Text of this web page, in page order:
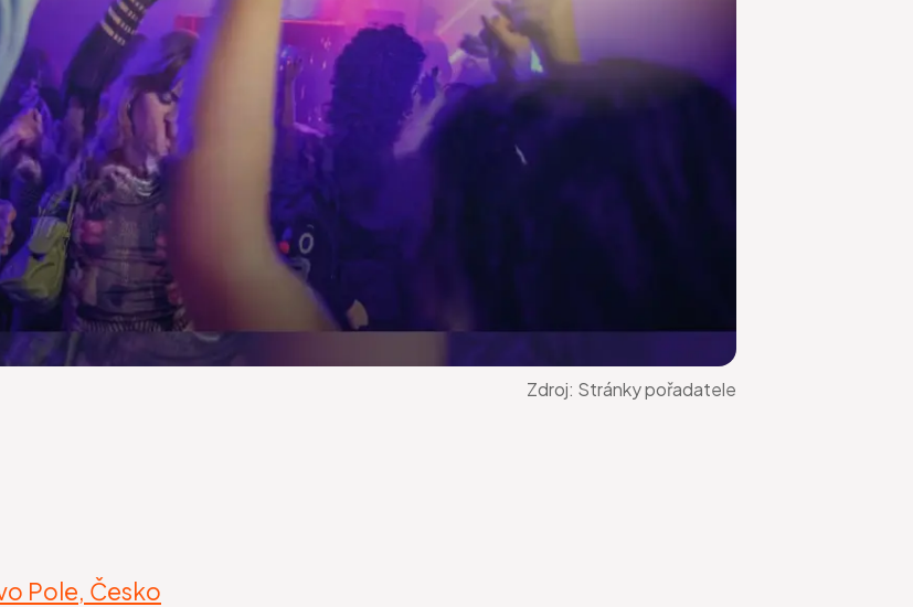
Zdroj: Stránky pořadatele
Pole, Česko